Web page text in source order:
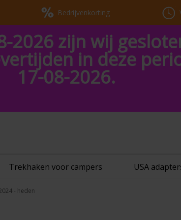
Bedrijvenkorting
2026 zijn wij
in deze
17-08-2026.
Trekhaken voor campers USA
- heden